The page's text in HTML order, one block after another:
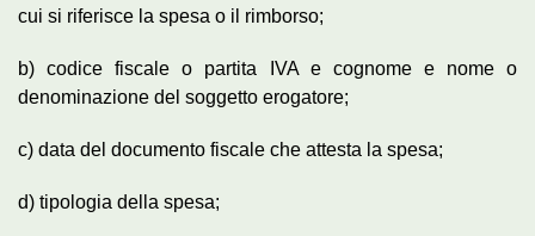
cui si riferisce la spesa o il rimborso;
b) codice fiscale o partita IVA e cognome e nome o
denominazione del soggetto erogatore;
c) data del documento fiscale che attesta la spesa;
d) tipologia della spesa;